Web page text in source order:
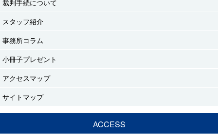
裁判手続について
スタッフ紹介
事務所コラム
小冊子プレゼント
アクセスマップ
サイトマップ
ACCESS